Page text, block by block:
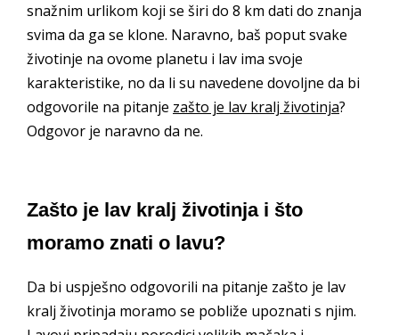
snažnim urlikom koji se širi do 8 km dati do znanja
svima da ga se klone. Naravno, baš poput svake
životinje na ovome planetu i lav ima svoje
karakteristike, no da li su navedene dovoljne da bi
odgovorile na pitanje zašto je lav kralj životinja?
Odgovor je naravno da ne.
Zašto je lav kralj životinja i što
moramo znati o lavu?
Da bi uspješno odgovorili na pitanje zašto je lav
kralj životinja moramo se pobliže upoznati s njim.